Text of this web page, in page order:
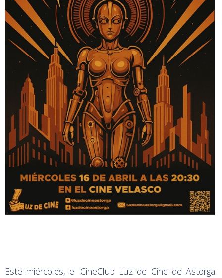
Este miércoles, el CineClub Luz de Cine de Astorga